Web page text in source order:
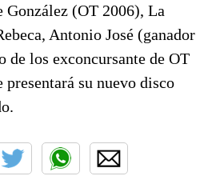
(OT 2006), La
Antonio José (ganador
los exconcursante de OT
presentará su nuevo disco